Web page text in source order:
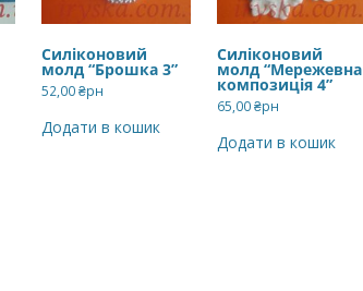
Силіконовий
молд “Брошка 3”
52,00₴рн
Додати в кошик
Силіконовий
молд “Мережевна
композиція 4”
65,00₴рн
Додати в кошик